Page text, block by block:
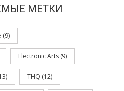
МЕТКИ
(9)
Electronic Arts (9)
THQ (12)